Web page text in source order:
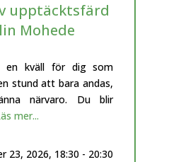
upptäcktsfärd
Mohede
en kväll för dig som
stund att bara andas,
närvaro. Du blir
mer...
23, 2026, 18:30 - 20:30